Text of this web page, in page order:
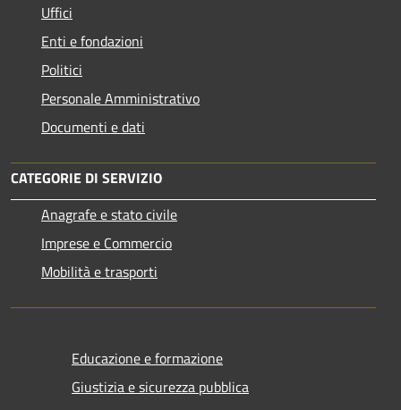
Uffici
Enti e fondazioni
Politici
Personale Amministrativo
Documenti e dati
CATEGORIE DI SERVIZIO
Anagrafe e stato civile
Imprese e Commercio
Mobilità e trasporti
Educazione e formazione
Giustizia e sicurezza pubblica